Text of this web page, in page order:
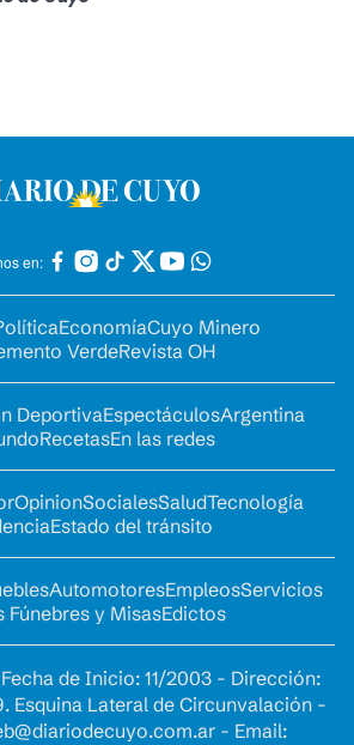
en:
EconomíaCuyo Minero
VerdeRevista OH
DeportivaEspectáculosArgentina
RecetasEn las redes
OpinionSocialesSaludTecnología
Estado del tránsito
AutomotoresEmpleosServicios
Fúnebres y MisasEdictos
de Inicio: 11/2003 - Dirección:
Esquina Lateral de Circunvalación -
- Email: